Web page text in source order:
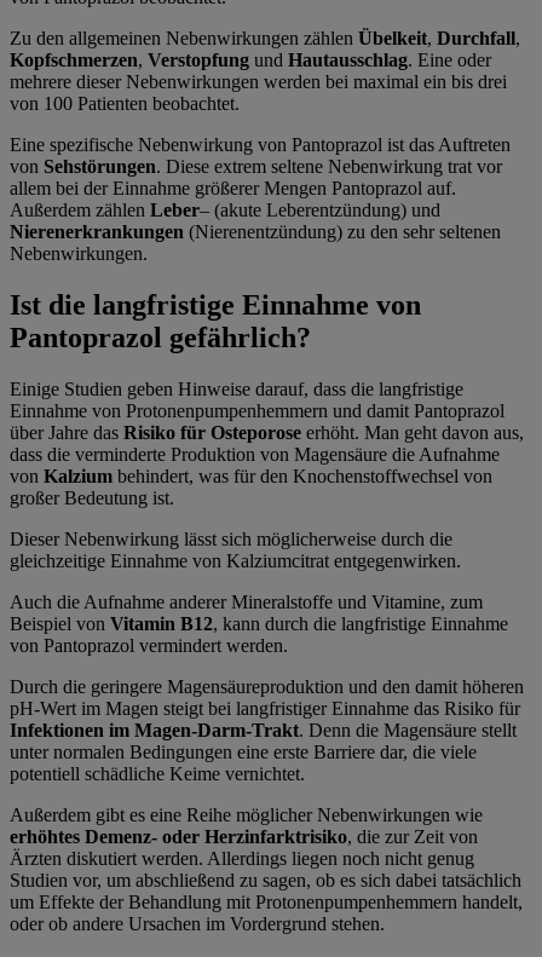
Zu den allgemeinen Nebenwirkungen zählen Übelkeit, Durchfall,
Kopfschmerzen, Verstopfung und Hautausschlag. Eine oder
mehrere dieser Nebenwirkungen werden bei maximal ein bis drei
von 100 Patienten beobachtet.
Eine spezifische Nebenwirkung von Pantoprazol ist das Auftreten
von Sehstörungen. Diese extrem seltene Nebenwirkung trat vor
allem bei der Einnahme größerer Mengen Pantoprazol auf.
Außerdem zählen Leber– (akute Leberentzündung) und
Nierenerkrankungen (Nierenentzündung) zu den sehr seltenen
Nebenwirkungen.
Ist die langfristige Einnahme von
Pantoprazol gefährlich?
Einige Studien geben Hinweise darauf, dass die langfristige
Einnahme von Protonenpumpenhemmern und damit Pantoprazol
über Jahre das Risiko für Osteporose erhöht. Man geht davon aus,
dass die verminderte Produktion von Magensäure die Aufnahme
von Kalzium behindert, was für den Knochenstoffwechsel von
großer Bedeutung ist.
Dieser Nebenwirkung lässt sich möglicherweise durch die
gleichzeitige Einnahme von Kalziumcitrat entgegenwirken.
Auch die Aufnahme anderer Mineralstoffe und Vitamine, zum
Beispiel von Vitamin B12, kann durch die langfristige Einnahme
von Pantoprazol vermindert werden.
Durch die geringere Magensäureproduktion und den damit höheren
pH-Wert im Magen steigt bei langfristiger Einnahme das Risiko für
Infektionen im Magen-Darm-Trakt. Denn die Magensäure stellt
unter normalen Bedingungen eine erste Barriere dar, die viele
potentiell schädliche Keime vernichtet.
Außerdem gibt es eine Reihe möglicher Nebenwirkungen wie
erhöhtes Demenz- oder Herzinfarktrisiko, die zur Zeit von
Ärzten diskutiert werden. Allerdings liegen noch nicht genug
Studien vor, um abschließend zu sagen, ob es sich dabei tatsächlich
um Effekte der Behandlung mit Protonenpumpenhemmern handelt,
oder ob andere Ursachen im Vordergrund stehen.